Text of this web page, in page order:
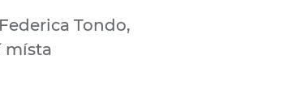
Tondo,
místa